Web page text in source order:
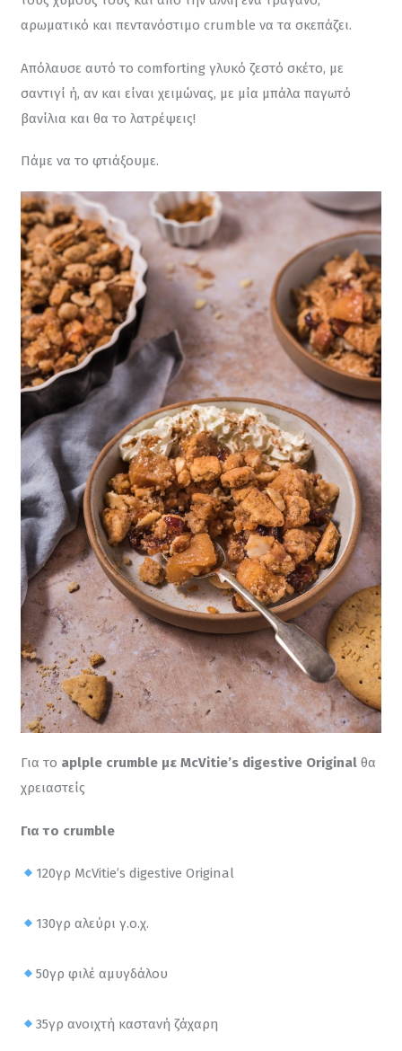
αρωματικό και πεντανόστιμο crumble να τα σκεπάζει.
Απόλαυσε αυτό το comforting γλυκό ζεστό σκέτο, με
σαντιγί ή, αν και είναι χειμώνας, με μία μπάλα παγωτό
βανίλια και θα το λατρέψεις!
Πάμε να το φτιάξουμε.
Για το aplple crumble με McVitie’s digestive Original θα
χρειαστείς
Για το crumble
120γρ McVitie’s digestive Original
130γρ αλεύρι γ.ο.χ.
50γρ φιλέ αμυγδάλου
35γρ ανοιχτή καστανή ζάχαρη